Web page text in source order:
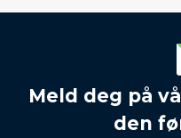
Meld deg på
den